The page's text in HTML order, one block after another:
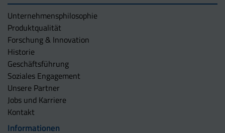
Unternehmens­philosophie
Produktqualität
Forschung & Innovation
Historie
Geschäftsführung
Soziales Engagement
Unsere Partner
Jobs und Karriere
Kontakt
Informationen